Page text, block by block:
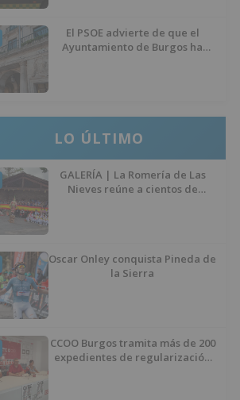
El PSOE advierte de que el
Ayuntamiento de Burgos ha
LO ÚLTIMO
GALERÍA | La Romería de Las
Nieves reúne a cientos de
Oscar Onley conquista Pineda de
la Sierra
CCOO Burgos tramita más de 200
expedientes de regularización